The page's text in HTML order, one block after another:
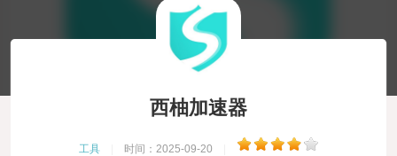
西柚加速器
工具 时间：2025-09-20